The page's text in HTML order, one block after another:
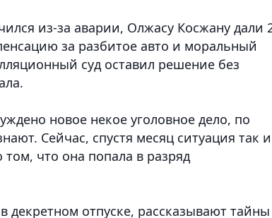
из-за аварии, Олжасу Косжану дали
за разбитое авто и моральный
суд оставил решение без
новое некое уголовное дело, по
Сейчас, спустя месяц ситуация так и
что она попала в разряд
декретном отпуске, рассказывают тайны